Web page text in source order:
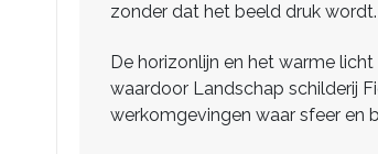
zonder dat het beeld druk
De horizonlijn en het warme
waardoor Landschap schilderij
werkomgevingen waar sfeer en